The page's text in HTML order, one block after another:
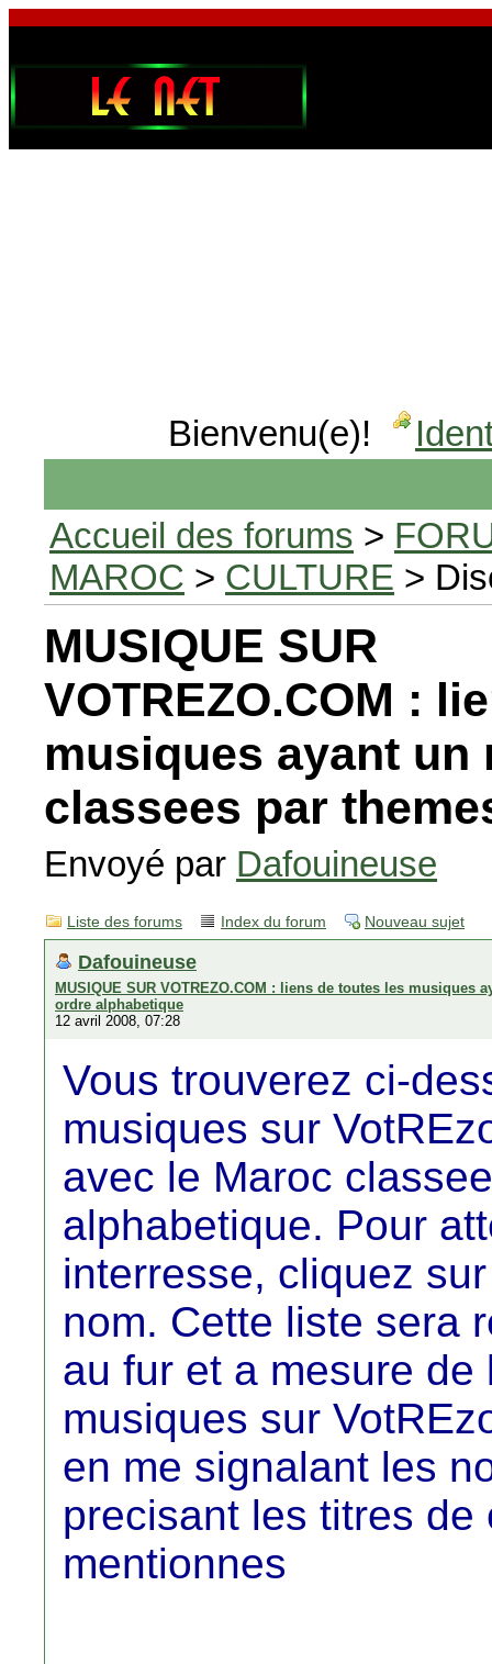
Bienvenu(e)!
Accueil des forums >
MAROC > CULTURE >
MUSIQUE SUR
VOTREZO.COM :
musiques ayant un
classees par
Envoyé par Dafouineuse
Liste des forums Index du forum Nouveau sujet
Dafouineuse
MUSIQUE SUR VOTREZO.COM : liens de toutes les musiques
ordre alphabetique
12 avril 2008, 07:28
Vous trouverez ci-
musiques sur
avec le Maroc
alphabetique. Pour
interresse, cliquez
nom. Cette liste sera
au fur et a mesure
musiques sur
en me signalant les
precisant les titres
mentionnes